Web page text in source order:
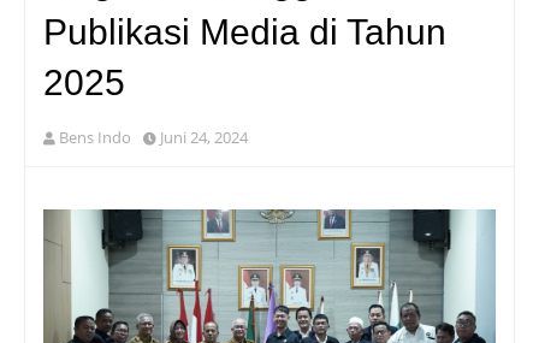
Publikasi Media di Tahun
2025
Bens Indo Juni 24, 2024